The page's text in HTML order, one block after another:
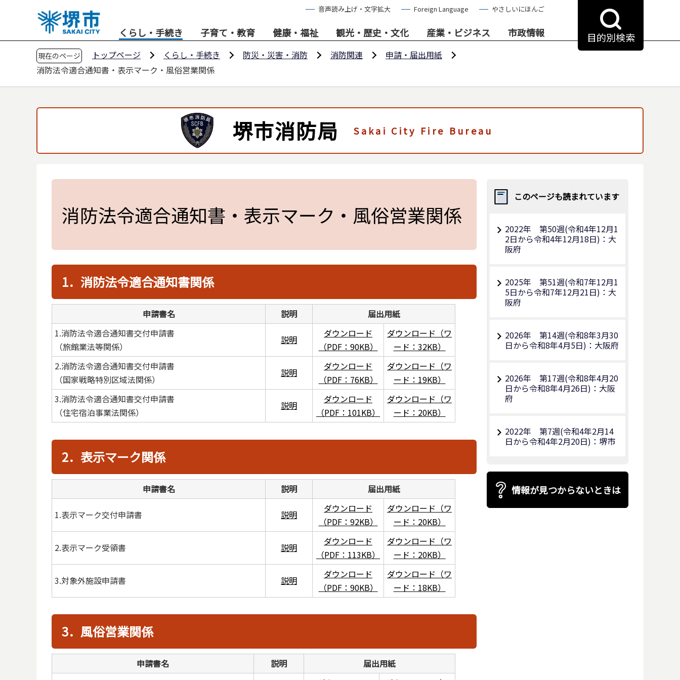
先
音声読み上げ・文字拡大 Foreign Language やさしいにほんご
くらし・手続き 子育て・教育 健康・福祉 観光・歴史・文化 産業・ビジネス 市政情報 目的別検索
現在のページ トップページ くらし・手続き 防災・災害・消防 消防関連
申請・届出用紙
消防法令適合通知書・表示マーク・風俗営業関係
堺市消防局 Sakai City Fire Bureau
消防法令適合通知書・表示マーク・風俗営業関係
1．消防法令適合通知書関係
申請書名 説明
届出用紙
1.消防法令適合通知書交付申請書
（旅館業法等関係）
説明
ダウンロード
（PDF：90KB）
ダウンロード（ワ
ード：32KB）
2.消防法令適合通知書交付申請書
（国家戦略特別区域法関係）
説明
ダウンロード
（PDF：76KB）
ダウンロード（ワ
ード：19KB）
3.消防法令適合通知書交付申請書
（住宅宿泊事業法関係）
説明
ダウンロード
（PDF：101KB）
ダウンロード（ワ
ード：20KB）
2．表示マーク関係
申請書名 説明 届出用紙
1.表示マーク交付申請書 説明
ダウンロード
（PDF：92KB）
ダウンロード（ワ
ード：20KB）
2.表示マーク受領書 説明
ダウンロード
（PDF：113KB）
ダウンロード（ワ
ード：20KB）
3.対象外施設申請書 説明
ダウンロード
（PDF：90KB）
ダウンロード（ワ
ード：18KB）
3．風俗営業関係
申請書名 説明
届出用紙
このページも読まれています
2022年 第50週(令和4年12月1
2日から令和4年12月18日)：大
阪府
2025年 第51週(令和7年12月1
5日から令和7年12月21日)：大
阪府
2026年 第14週(令和8年3月30
日から令和8年4月5日)：大阪府
2026年 第17週(令和8年4月20
日から令和8年4月26日)：大阪
府
2022年 第7週(令和4年2月14
日から令和4年2月20日)：堺市
情報が見つからないときは